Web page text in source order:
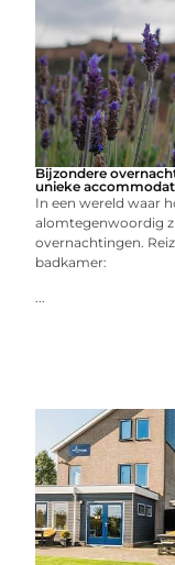
Bijzondere
unieke
In een wereld waar
alomtegenwoordig
overnachtingen.
badkamer:
...